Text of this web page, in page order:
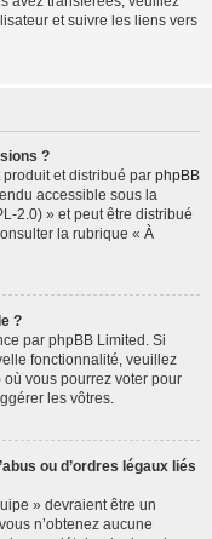
et suivre les liens vers
?
et distribué par phpBB
accessible sous la
2.0) » et peut être distribué
la rubrique « À
?
par phpBB Limited. Si
fonctionnalité, veuillez
vous pourrez voter pour
les vôtres.
ou d’ordres légaux liés
» devraient être un
n’obtenez aucune